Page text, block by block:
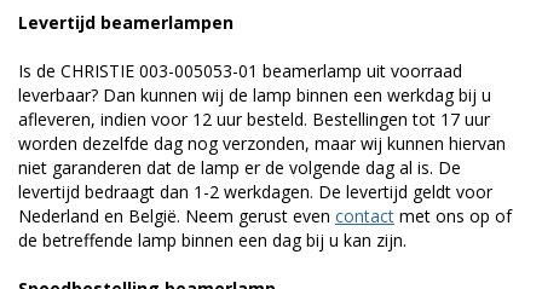
Levertijd beamerlampen
Is de CHRISTIE 003-005053-01 beamerlamp uit voorraad
leverbaar? Dan kunnen wij de lamp binnen een werkdag bij u
afleveren, indien voor 12 uur besteld. Bestellingen tot 17 uur
worden dezelfde dag nog verzonden, maar wij kunnen hiervan
niet garanderen dat de lamp er de volgende dag al is. De
levertijd bedraagt dan 1-2 werkdagen. De levertijd geldt voor
Nederland en België. Neem gerust even contact met ons op of
de betreffende lamp binnen een dag bij u kan zijn.